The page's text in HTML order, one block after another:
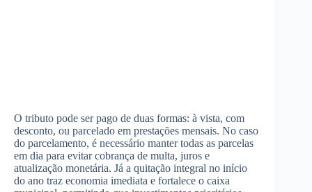
O tributo pode ser pago de duas formas: à vista, com
desconto, ou parcelado em prestações mensais. No caso
do parcelamento, é necessário manter todas as parcelas
em dia para evitar cobrança de multa, juros e
atualização monetária. Já a quitação integral no início
do ano traz economia imediata e fortalece o caixa